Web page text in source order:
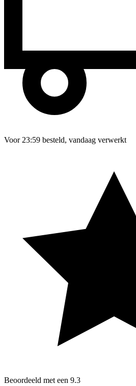
Voor 23:59 besteld, vandaag verwerkt
Beoordeeld met een 9.3